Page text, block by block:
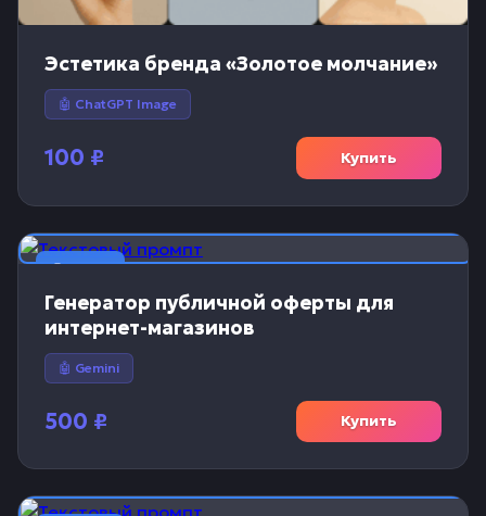
Эстетика бренда «Золотое молчание»
🤖 ChatGPT Image
100 ₽ Купить
📝 Текст
Генератор публичной оферты для
интернет-магазинов
🤖 Gemini
500 ₽ Купить